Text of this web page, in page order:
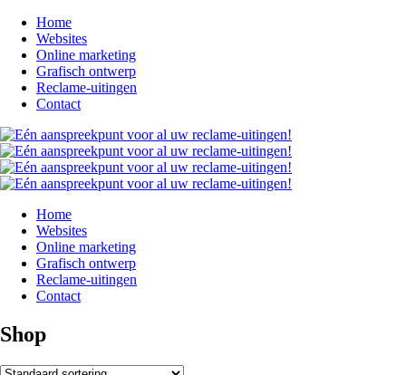
Home
Websites
Online marketing
Grafisch ontwerp
Reclame-uitingen
Contact
Home
Websites
Online marketing
Grafisch ontwerp
Reclame-uitingen
Contact
Shop